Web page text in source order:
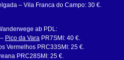
– Vila Franca do Campo: 30 €.
ab PDL:
Pico da Vara PR7SMI: 40 €.
Vermelhos PRC33SMI: 25 €.
PRC28SMI: 25 €.